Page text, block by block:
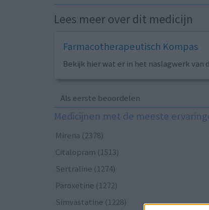
Lees meer over dit medicijn
Farmacotherapeutisch Kompas
Bekijk hier wat er in het naslagwerk van
Als eerste beoordelen
Medicijnen met de meeste
Mirena (2378)
Citalopram (1513)
Sertraline (1274)
Paroxetine (1272)
Simvastatine (1228)